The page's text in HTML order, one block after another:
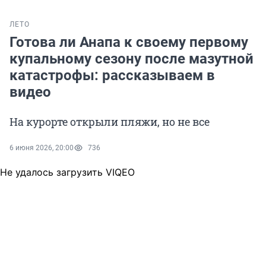
ЛЕТО
Готова ли Анапа к своему первому
купальному сезону после мазутной
катастрофы: рассказываем в
видео
На курорте открыли пляжи, но не все
6 июня 2026, 20:00 736
Не удалось загрузить VIQEO